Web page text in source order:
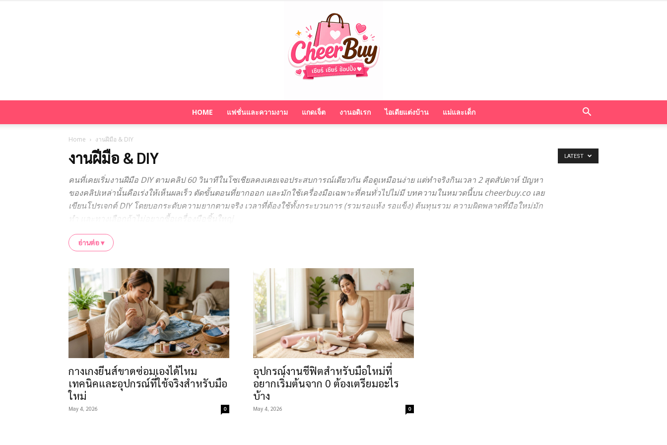
HOME แฟชั่นและความงาม แกดเจ็ต งานอดิเรก ไอเดียแต่งบ้าน แม่และเด็ก
Home งานฝีมือ & DIY
งานฝีมือ & DIY
คนที่เคยเริ่มงานฝีมือ DIY ตามคลิป 60 วินาทีในโซเชียลคงเคยเจอประสบการณ์เดียวกัน คือดูเหมือนง่าย แต่ทำจริงกินเวลา 2 สุดสัปดาห์ ปัญหา
ของคลิปเหล่านั้นคือเร่งให้เห็นผลเร็ว ตัดขั้นตอนที่ยากออก และมักใช้เครื่องมือเฉพาะที่คนทั่วไปไม่มี บทความในหมวดนี้บน cheerbuy.co เลย
เขียนโปรเจกต์ DIY โดยบอกระดับความยากตามจริง เวลาที่ต้องใช้ทั้งกระบวนการ (รวมรอแห้ง รอแข็ง) ต้นทุนรวม ความผิดพลาดที่มือใหม่มัก
ทำ และทางเลือกถ้าไม่อยากซื้อเครื่องมือชิ้นใหญ่
เราเน้นโปรเจกต์ที่ใช้เครื่องมือเท่าที่จำเป็น และใช้เวลาในระดับที่คนทำงานจริงทำเสร็จได้ ทุกขั้นตอนอ้างอิงคู่มือเครื่องมือและประสบการณ์
ช่างจริง พร้อมระบุข้อจำกัดของวัสดุและความปลอดภัยตามมาตรฐาน มอก. ทุกโปรเจกต์ระบุชัดว่าทำเองได้แค่ไหน เมื่อไรควรเรียกช่าง เพราะ
เนื้อหาในหมวดนี้รวมโปรเจกต์ตกแต่งบ้านขนาดเล็ก (กรอบรูป ป้าย ของแขวน), งานเย็บปักถักร้อยพื้นฐาน, งานปั้น/เซรามิกระดับเริ่มต้น, งาน
ไม้ขนาดเล็กสำหรับคอนโด (ใช้เลื่อยมือ ไม่ใช้เลื่อยไฟฟ้า), งานซ่อมพื้นฐาน (อุดรอย พ่นสี เปลี่ยนมือจับตู้ ซ่อมเก้าอี้), งานคราฟต์สำหรับเด็กที่
ใช้เวลากับพ่อแม่ และไอเดียของขวัญทำเอง
ประเด็นที่ผู้ขายชุด DIY ไม่อยากให้ลูกค้าคิด เราหยิบมาตั้งคำถาม เช่น ชุดเริ่มต้นที่ราคาดูคุ้มแต่ใช้ครบไม่ครันต้องซื้อเพิ่ม โปรเจกต์ที่ต้นทุน
รวมแพงกว่าซื้อสำเร็จ เครื่องมือกลุ่ม “เพื่อ DIY” ที่จริงคุณภาพต่ำกว่าควร และความจริงที่ว่างาน DIY ที่อยู่ทนได้นั้นต้องการการดูแลและเก็บ
รักษาเครื่องมือเอง
อยากเริ่มทำของชิ้นแรกด้วยมือตัวเอง เลือกโปรเจกต์จากหมวดงานฝีมือ DIY ของ cheerbuy.co ที่จะให้แผนที่เริ่มต้นไม่ทำให้คุณทุ่มเงินไปกับ
เครื่องมือที่สุดท้ายอยู่ในกล่อง
อ่านต่อ ▾
LATEST
กางเกงยีนส์ขาดซ่อมเองได้ไหม
เทคนิคและอุปกรณ์ที่ใช้จริงสำหรับมือ
ใหม่
May 4, 2026 0
อุปกรณ์งานชีฟิตสำหรับมือใหม่ที่
อยากเริ่มต้นจาก 0 ต้องเตรียมอะไร
บ้าง
May 4, 2026 0